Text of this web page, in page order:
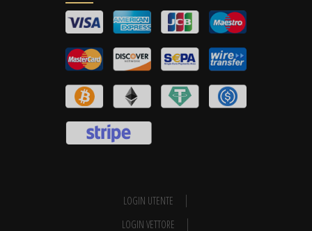
LOGIN UTENTE
LOGIN VETTORE